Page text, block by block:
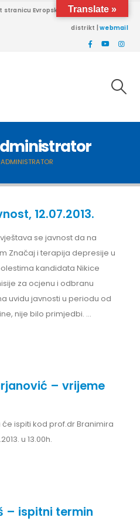
Evropskog univerziteta Brčko
distrikt |webmail
ADMINISTRATOR
12.07.2013.
se javnost da na
Značaj i terapija depresije u
kandidata Nikice
za ocjenu i odbranu
uvidu javnosti u periodu od
nije bilo primjedbi. ...
– vrijeme
ispiti kod prof.dr Branimira
u 13.00h.
– ispitni termin
Translate »